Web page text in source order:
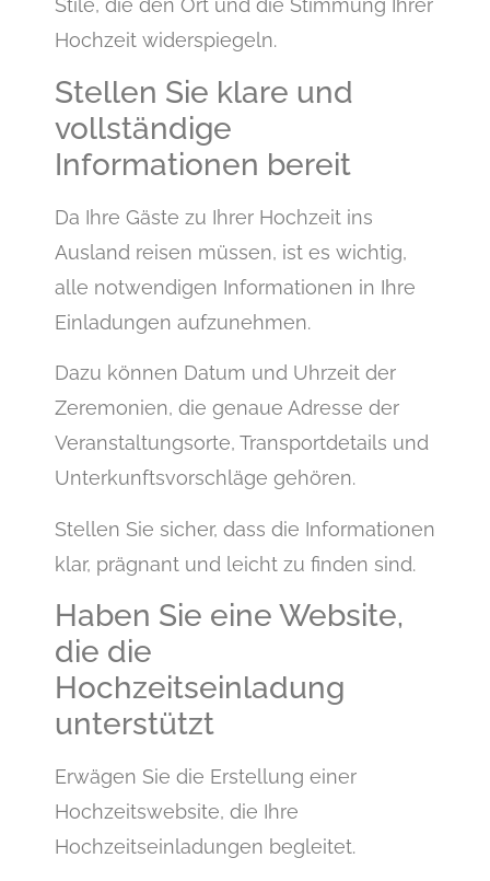
Stile, die den Ort und die Stimmung Ihrer
Hochzeit widerspiegeln.
Stellen Sie klare und
vollständige
Informationen bereit
Da Ihre Gäste zu Ihrer Hochzeit ins
Ausland reisen müssen, ist es wichtig,
alle notwendigen Informationen in Ihre
Einladungen aufzunehmen.
Dazu können Datum und Uhrzeit der
Zeremonien, die genaue Adresse der
Veranstaltungsorte, Transportdetails und
Unterkunftsvorschläge gehören.
Stellen Sie sicher, dass die Informationen
klar, prägnant und leicht zu finden sind.
Haben Sie eine Website,
die die
Hochzeitseinladung
unterstützt
Erwägen Sie die Erstellung einer
Hochzeitswebsite, die Ihre
Hochzeitseinladungen begleitet.